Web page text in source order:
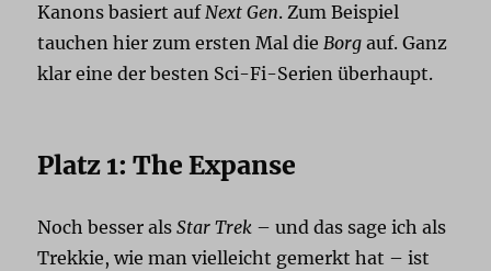
Kanons basiert aufNext Gen. Zum Beispiel
tauchen hier zum ersten Mal dieBorg auf. Ganz
klar eine der besten Sci-Fi-Serien überhaupt.
Platz 1: The Expanse
Noch besser alsStar Trek – und das sage ich als
Trekkie, wie man vielleicht gemerkt hat – ist